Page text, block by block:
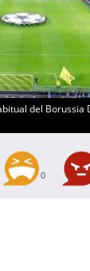
del Borussia
0